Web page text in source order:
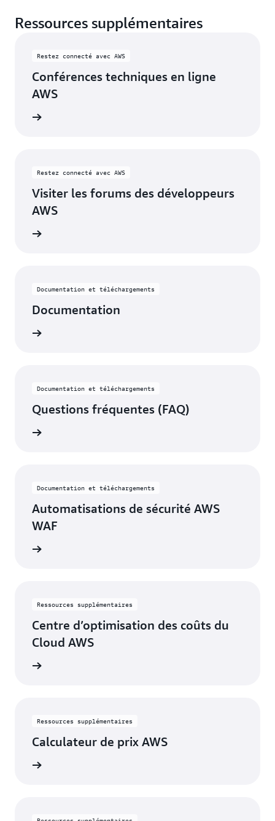
Ressources supplémentaires
Restez connecté avec AWS
Conférences techniques en ligne
AWS
Restez connecté avec AWS
Visiter les forums des développeurs
AWS
Documentation et téléchargements
Documentation
Documentation et téléchargements
Questions fréquentes (FAQ)
Documentation et téléchargements
Automatisations de sécurité AWS
WAF
Ressources supplémentaires
Centre d’optimisation des coûts du
Cloud AWS
Ressources supplémentaires
Calculateur de prix AWS